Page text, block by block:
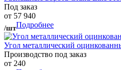
Под заказ
от 57 940
/штПодробнее
Угол металлический
Производство под заказ
от 240